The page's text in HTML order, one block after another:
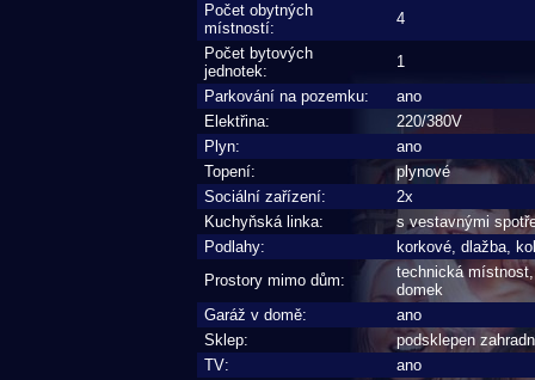
Počet obytných
místností:
4
Počet bytových
jednotek:
1
Parkování na pozemku:
ano
Elektřina:
220/380V
Plyn:
ano
Topení:
plynové
Sociální zařízení:
2x
Kuchyňská linka:
s vestavnými
Podlahy:
korkové, dlažba,
Prostory mimo dům:
technická
domek
Garáž v domě:
ano
Sklep:
podsklepen
TV:
ano